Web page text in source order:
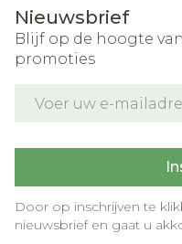
Nieuwsbrief
Blijf op de hoogte
promoties
Door op inschrijven te
nieuwsbrief en gaat u